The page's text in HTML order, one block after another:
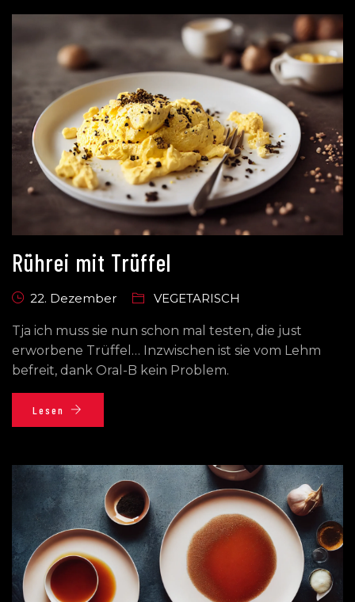
Rührei mit Trüffel
22. Dezember VEGETARISCH
Tja ich muss sie nun schon mal testen, die just
erworbene Trüffel… Inzwischen ist sie vom Lehm
befreit, dank Oral-B kein Problem.
Lesen